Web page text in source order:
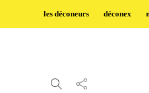
les déconeurs déconex